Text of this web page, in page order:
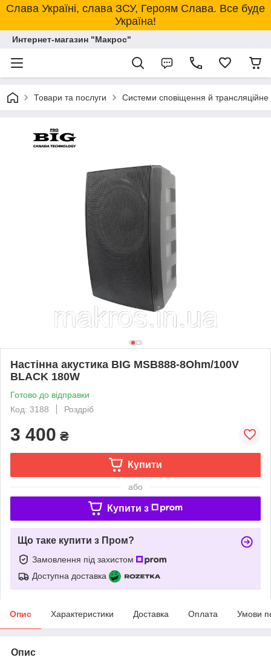
Слава Україні, слава ЗСУ, Героям Слава. Все буде
Україна!
Интернет-магазин "Макрос"
Товари та послуги Системи сповіщення й
Настінна акустика BIG MSB888-8Ohm/100V
BLACK 180W
Готово до відправки
Код: 3188
Роздріб
3 400 ₴
Купити
або
Купити з
Що таке купити з Пром?
Замовлення під захистом
Доступна доставка
Опис Характеристики Доставка Оплата Умови
Опис